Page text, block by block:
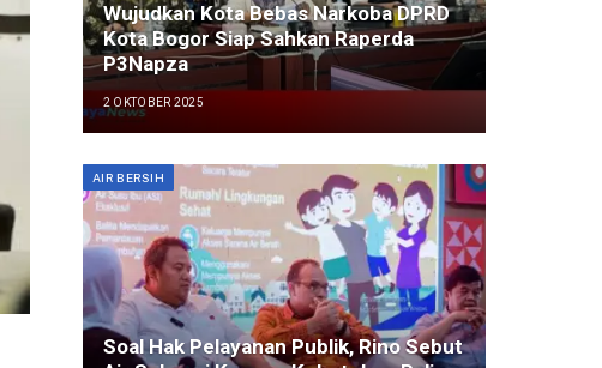
Wujudkan Kota Bebas Narkoba DPRD
Kota Bogor Siap Sahkan Raperda
P3Napza
2 OKTOBER 2025
AIR BERSIH
Soal Hak Pelayanan Publik, Rino Sebut